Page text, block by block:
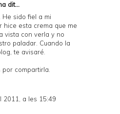
dit...
He sido fiel a mi
hice esta crema que me
vista con verla y no
paladar. Cuando la
te avisaré.
compartirla.
2011, a les 15:49